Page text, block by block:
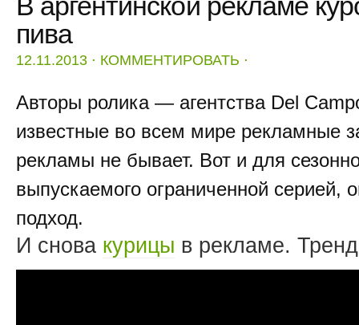
пива
12.11.2013 ⋅ КОММЕНТИРОВАТЬ ⋅
Авторы ролика — агентства Del
известные во всем мире рекламные
рекламы не бывает. Вот и для
выпускаемого ограниченной серией,
подход.
И снова курицы в рекламе.